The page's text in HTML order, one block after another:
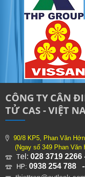
CÔNG TY CÂN
TỬ CAS - VIỆT
90/8 KP5, Phan Văn
(Ngay số 349 Phan Văn
Tel:028 3719 2266
HP:0938 254 788